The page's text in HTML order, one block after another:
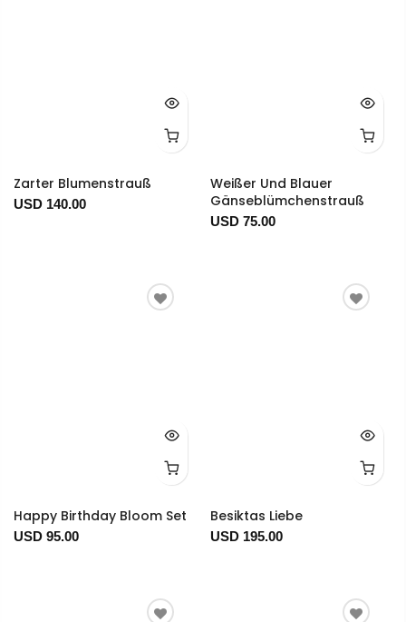
Zarter Blumenstrauß
USD 140.00
Weißer Und Blauer
Gänseblümchenstrauß
USD 75.00
Happy Birthday Bloom Set
USD 95.00
Besiktas Liebe
USD 195.00